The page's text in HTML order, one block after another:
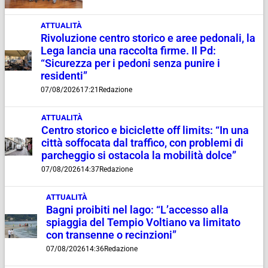
ATTUALITÀ
Rivoluzione centro storico e aree pedonali, la
Lega lancia una raccolta firme. Il Pd:
“Sicurezza per i pedoni senza punire i
residenti”
07/08/202617:21 Redazione
ATTUALITÀ
Centro storico e biciclette off limits: “In una
città soffocata dal traffico, con problemi di
parcheggio si ostacola la mobilità dolce”
07/08/202614:37Redazione
ATTUALITÀ
Bagni proibiti nel lago: “L’accesso alla
spiaggia del Tempio Voltiano va limitato
con transenne o recinzioni”
07/08/202614:36Redazione